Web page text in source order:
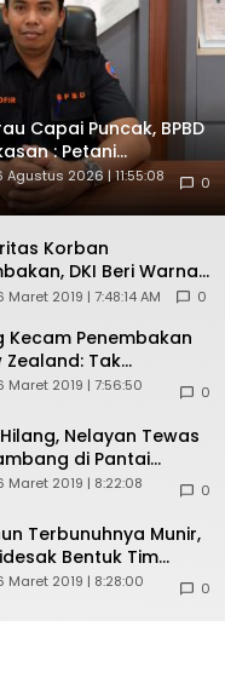
ANG Mesir
Capai Puncak, BPBD
: Petani
Diprediksi
Agustus 2026 | 11:55:08 0
Korban
DKI Beri Warna
New Zealand di JPO
Maret 2019 | 7:48:14 AM 0
Kecam Penembakan
Zealand: Tak
Maret 2019 | 7:56:50 0
Nelayan Tewas
di Pantai
Garut
Maret 2019 | 8:22:08 0
Terbunuhnya Munir,
Bentuk Tim
Maret 2019 | 8:28:00 0